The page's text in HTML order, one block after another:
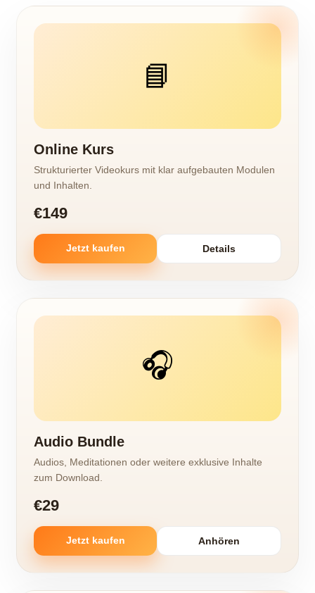
📘
Online Kurs
Strukturierter Videokurs mit klar aufgebauten Modulen
und Inhalten.
€149
Jetzt kaufen Details
🎧
Audio Bundle
Audios, Meditationen oder weitere exklusive Inhalte
zum Download.
€29
Jetzt kaufen Anhören